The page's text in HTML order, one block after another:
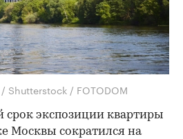
Shutterstock / FOTODOM
срок экспозиции квартиры
Москвы сократился на